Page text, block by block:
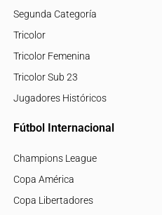
Segunda Categoría
Tricolor
Tricolor Femenina
Tricolor Sub 23
Jugadores Históricos
Fútbol Internacional
Champions League
Copa América
Copa Libertadores